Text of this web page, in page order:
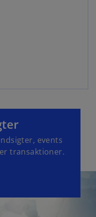
events
transaktioner.